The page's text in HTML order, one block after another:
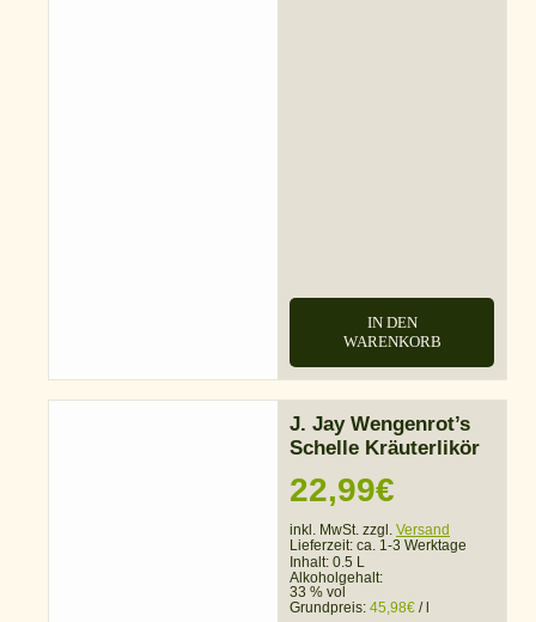
IN DEN
WARENKORB
J. Jay Wengenrot’s
Schelle Kräuterlikör
22,99€
inkl. MwSt. zzgl. Versand
Lieferzeit: ca. 1-3 Werktage
Inhalt: 0.5 L
Alkoholgehalt:
33 % vol
Grundpreis: 45,98€ /